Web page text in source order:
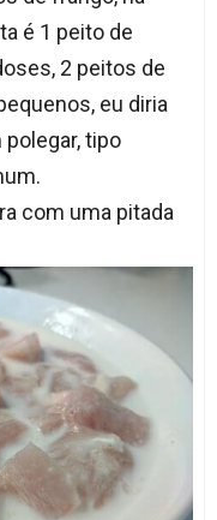
é 1 peito de
2 peitos de
eu diria
tipo
com uma pitada